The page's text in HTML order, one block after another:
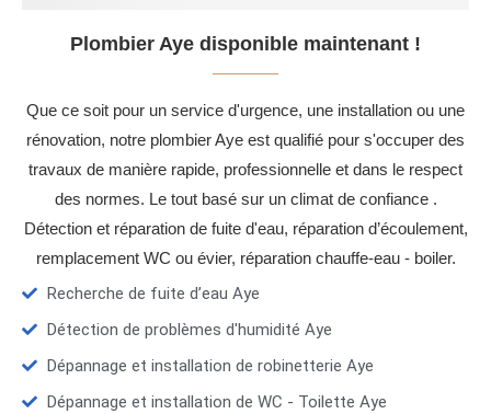
Plombier Aye disponible maintenant !
Que ce soit pour un service d'urgence, une installation ou une
rénovation, notre plombier Aye est qualifié pour s'occuper des
travaux de manière rapide, professionnelle et dans le respect
des normes. Le tout basé sur un climat de confiance .
Détection et réparation de fuite d'eau, réparation d’écoulement,
remplacement WC ou évier, réparation chauffe-eau - boiler.
Recherche de fuite d’eau Aye
Détection de problèmes d'humidité Aye
Dépannage et installation de robinetterie Aye
Dépannage et installation de WC - Toilette Aye